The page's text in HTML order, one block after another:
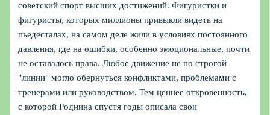
советский спорт высших достижений. Фигуристки и
фигуристы, которых миллионы привыкли видеть на
пьедесталах, на самом деле жили в условиях постоянного
давления, где на ошибки, особенно эмоциональные, почти
не оставалось права. Любое движение не по строгой
"линии" могло обернуться конфликтами, проблемами с
тренерами или руководством. Тем ценнее откровенность,
с которой Роднина спустя годы описала свои